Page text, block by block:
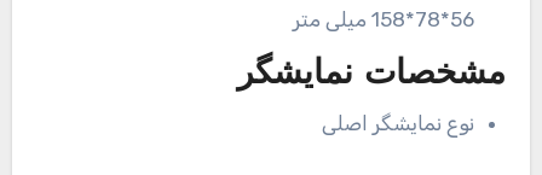
56*78*158 میلی متر
مشخصات نمایشگر
نوع نمایشگر اصلی